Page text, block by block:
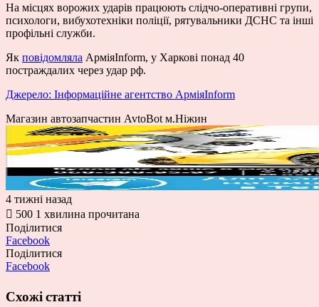
На місцях ворожих ударів працюють слідчо-оперативні групи,
психологи, вибухотехніки поліції, рятувальники ДСНС та інші
профільні служби.
Як повідомляла АрміяInform, у Харкові понад 40
постраждалих через удар рф.
Джерело: Інформаційне агентство АрміяInform
Магазин автозапчастин AvtoBot м.Ніжин
4 тижні назад
500 1 хвилина прочитана
Поділитися
Facebook
Поділитися
Facebook
Схожі статті